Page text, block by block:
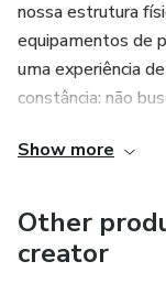
nossa estrutura
equipamentos de
uma experiência
constância: não
inabalável.
Ao escolher os
expertise de uma
treinamento de
Show more
Other
creator